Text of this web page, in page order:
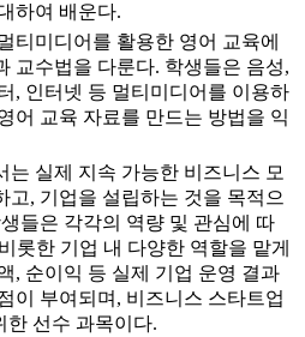
하여 배운다.
티미디어를 활용한 영어 교육에
교수법을 다룬다. 학생들은 음성,
, 인터넷 등 멀티미디어를 이용하
어 교육 자료를 만드는 방법을 익
는 실제 지속 가능한 비즈니스 모
고, 기업을 설립하는 것을 목적으
들은 각각의 역량 및 관심에 따
롯한 기업 내 다양한 역할을 맡게
, 순이익 등 실제 기업 운영 결과
이 부여되며, 비즈니스 스타트업
한 선수 과목이다.